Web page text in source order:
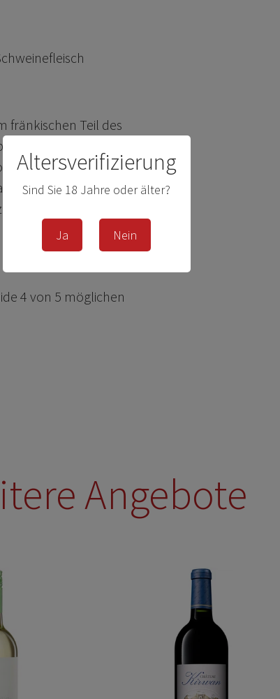
Altersverifizierung
Sind Sie 18 Jahre oder älter?
Ja Nein
fränkischen Teil des
hat, ist der Röttinger
Rebsorte
werden darf.
besten Winzern in
4 von 5 möglichen
Angebote